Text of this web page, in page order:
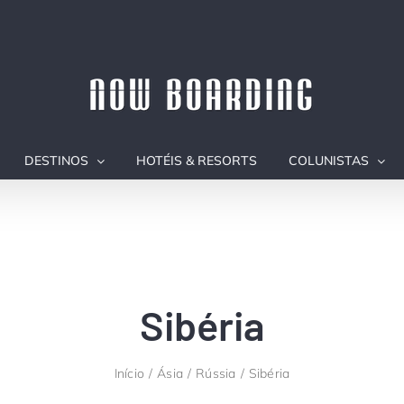
DESTINOS HOTÉIS & RESORTS COLUNISTAS
Sibéria
Início Ásia Rússia Sibéria